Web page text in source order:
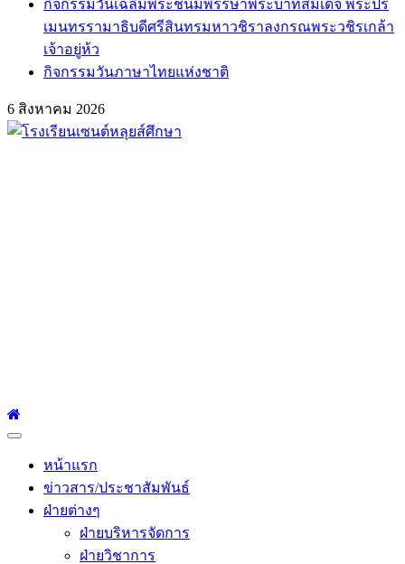
กิจกรรมวันเฉลิมพระชนมพรรษาพระบาทสมเด็จ พระปร
เมนทรรามาธิบดีศรีสินทรมหาวชิราลงกรณพระวชิรเกล้า
เจ้าอยู่ห้ว
กิจกรรมวันภาษาไทยแห่งชาติ
6 สิงหาคม 2026
Primary
หน้าแรก
ข่าวสาร/ประชาสัมพันธ์
ฝ่ายต่างๆ
ฝ่ายบริหารจัดการ
ฝ่ายวิชาการ